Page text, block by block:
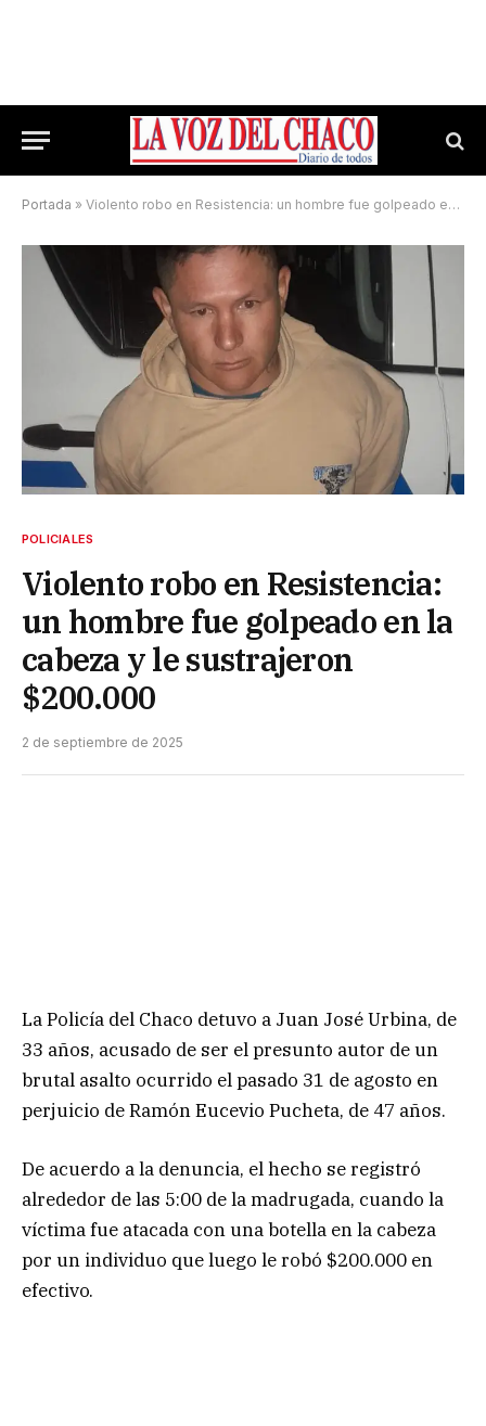
Portada » Violento robo en Resistencia: un hombre fue golpeado en la cabeza y le sustrajeron $200.000
POLICIALES
Violento robo en Resistencia:
un hombre fue golpeado en la
cabeza y le sustrajeron
$200.000
2 de septiembre de 2025
La Policía del Chaco detuvo a Juan José Urbina, de
33 años, acusado de ser el presunto autor de un
brutal asalto ocurrido el pasado 31 de agosto en
perjuicio de Ramón Eucevio Pucheta, de 47 años.
De acuerdo a la denuncia, el hecho se registró
alrededor de las 5:00 de la madrugada, cuando la
víctima fue atacada con una botella en la cabeza
por un individuo que luego le robó $200.000 en
efectivo.